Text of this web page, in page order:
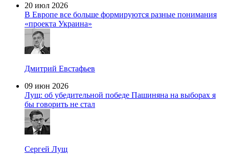
20 июл 2026
В Европе все больше формируются разные понимания
«проекта Украина»
Дмитрий Евстафьев
09 июн 2026
Лущ: об убедительной победе Пашиняна на выборах я
бы говорить не стал
Сергей Лущ